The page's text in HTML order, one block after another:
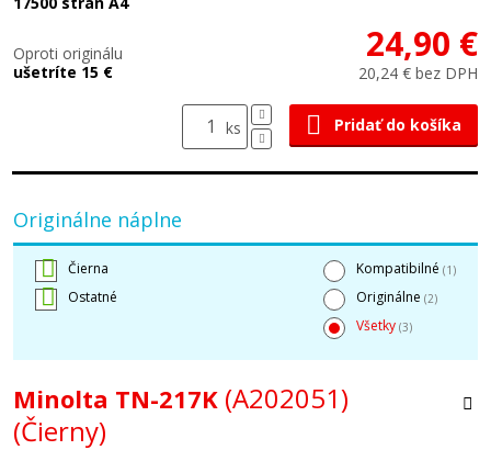
Oproti originálu
ušetríte 15 €
24,90 €
20,24 € bez DPH
ks Pridať do košíka
Originálne náplne
Čierna
Ostatné
Kompatibilné (1)
Originálne (2)
Všetky (3)
Minolta TN-217K (A202051)
(Čierny)